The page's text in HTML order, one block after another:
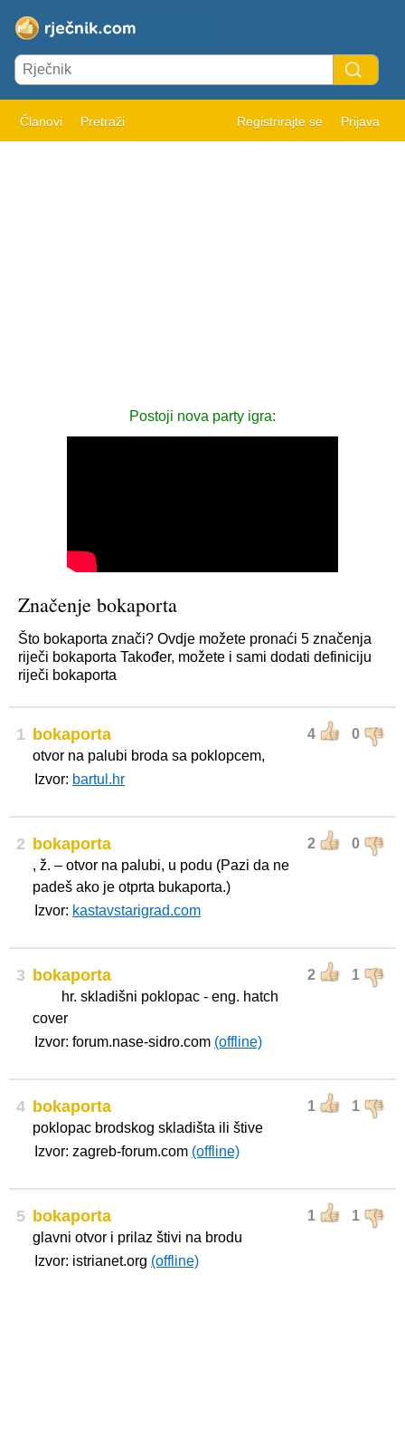
Članovi Pretraži Registrirajte se Prijava
Postoji nova party igra:
Značenje bokaporta
Što bokaporta znači? Ovdje možete pronaći 5 značenja
riječi bokaporta Također, možete i sami dodati definiciju
riječi bokaporta
1 4 0
bokaporta
otvor na palubi broda sa poklopcem,
Izvor: bartul.hr
2 2 0
bokaporta
, ž. – otvor na palubi, u podu (Pazi da ne
padeš ako je otprta bukaporta.)
Izvor: kastavstarigrad.com
3 2 1
bokaporta
hr. skladišni poklopac - eng. hatch
cover
Izvor: forum.nase-sidro.com (offline)
4 1 1
bokaporta
poklopac brodskog skladišta ili štive
Izvor: zagreb-forum.com (offline)
5 1 1
bokaporta
glavni otvor i prilaz štivi na brodu
Izvor: istrianet.org (offline)